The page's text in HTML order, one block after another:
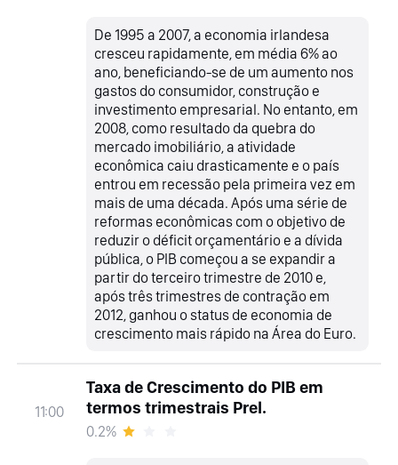
De 1995 a 2007, a economia irlandesa
cresceu rapidamente, em média 6% ao
ano, beneficiando-se de um aumento nos
gastos do consumidor, construção e
investimento empresarial. No entanto, em
2008, como resultado da quebra do
mercado imobiliário, a atividade
econômica caiu drasticamente e o país
entrou em recessão pela primeira vez em
mais de uma década. Após uma série de
reformas econômicas com o objetivo de
reduzir o déficit orçamentário e a dívida
pública, o PIB começou a se expandir a
partir do terceiro trimestre de 2010 e,
após três trimestres de contração em
2012, ganhou o status de economia de
crescimento mais rápido na Área do Euro.
11:00
Taxa de Crescimento do PIB em
termos trimestrais Prel.
0.2%